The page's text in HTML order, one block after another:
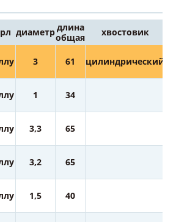
диаметрдлина
общая
хвостовик
3 61 цилиндрический
1 34
3,3 65
3,2 65
1,5 40